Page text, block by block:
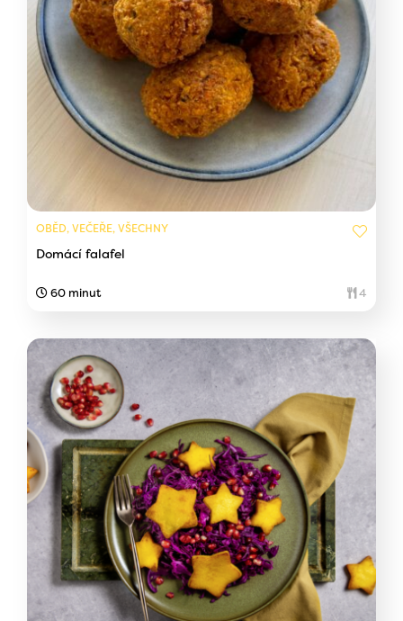
OBĚD, VEČEŘE, VŠECHNY
Domácí falafel
60 minut 4